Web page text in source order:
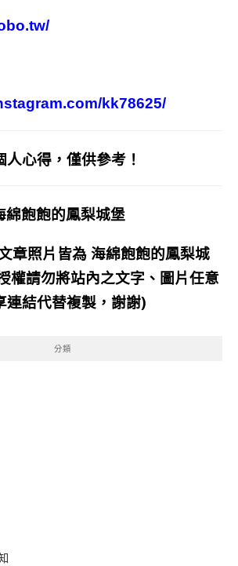
kk78625/
心得，僅供參考！
飽飽的鳳梨城堡
章照片皆為海綿飽飽的鳳梨城
權請勿將站內之文字、圖片任意
連結代替複製，謝謝)
分類